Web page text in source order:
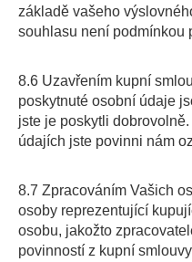
základě vašeho
souhlasu není podmínkou
8.6 Uzavřením kupní
poskytnuté osobní údaje
jste je poskytli
údajích jste povinni nám
8.7 Zpracováním Vašich
osoby reprezentující
osobu, jakožto
povinností z kupní